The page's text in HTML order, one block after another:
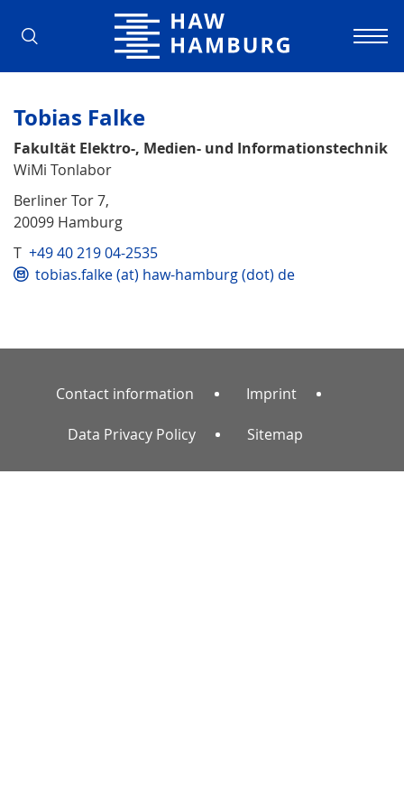
Hamburg University of Applied
Tobias Falke
Fakultät Elektro-, Medien- und Informationstechnik
WiMi Tonlabor
Berliner Tor 7,
20099 Hamburg
T +49 40 219 04-2535
tobias.falke (at) haw-hamburg (dot) de
Contact information Imprint
Data Privacy Policy Sitemap